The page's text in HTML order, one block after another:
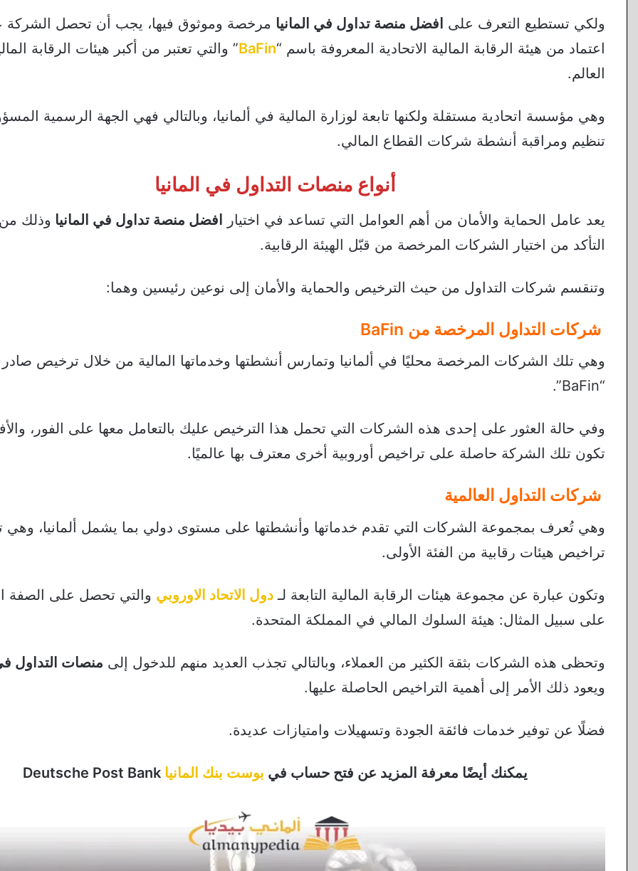
ولكي تستطيع التعرف على افضل منصة تداول في المانيا مرخصة وموثوق فيها، يجب أن تحصل الشركة
اعتماد من هيئة الرقابة المالية الاتحادية المعروفة باسم “BaFin” والتي تعتبر من أكبر هيئات الرقابة
العالم.
وهي مؤسسة اتحادية مستقلة ولكنها تابعة لوزارة المالية في ألمانيا، وبالتالي فهي الجهة الرسمية
تنظيم ومراقبة أنشطة شركات القطاع المالي.
أنواع منصات التداول في المانيا
يعد عامل الحماية والأمان من أهم العوامل التي تساعد في اختيار افضل منصة تداول في المانيا وذلك
التأكد من اختيار الشركات المرخصة من قبّل الهيئة الرقابية.
وتنقسم شركات التداول من حيث الترخيص والحماية والأمان إلى نوعين رئيسين وهما:
شركات التداول المرخصة من BaFin
وهي تلك الشركات المرخصة محليًا في ألمانيا وتمارس أنشطتها وخدماتها المالية من خلال ترخيص
“BaFin”.
وفي حالة العثور على إحدى هذه الشركات التي تحمل هذا الترخيص عليك بالتعامل معها على الفور،
تكون تلك الشركة حاصلة على تراخيص أوروبية أخرى معترف بها عالميًا.
شركات التداول العالمية
وهي تُعرف بمجموعة الشركات التي تقدم خدماتها وأنشطتها على مستوى دولي بما يشمل ألمانيا، وهي
تراخيص هيئات رقابية من الفئة الأولى.
وتكون عبارة عن مجموعة هيئات الرقابة المالية التابعة لـ دول الاتحاد الاوروبي والتي تحصل على الصفة
على سبيل المثال: هيئة السلوك المالي في المملكة المتحدة.
وتحظى هذه الشركات بثقة الكثير من العملاء، وبالتالي تجذب العديد منهم للدخول إلى منصات التداول في
ويعود ذلك الأمر إلى أهمية التراخيص الحاصلة عليها.
فضلًا عن توفير خدمات فائقة الجودة وتسهيلات وامتيازات عديدة.
يمكنك أيضًا معرفة المزيد عن فتح حساب في بوست بنك المانيا Deutsche Post Bank